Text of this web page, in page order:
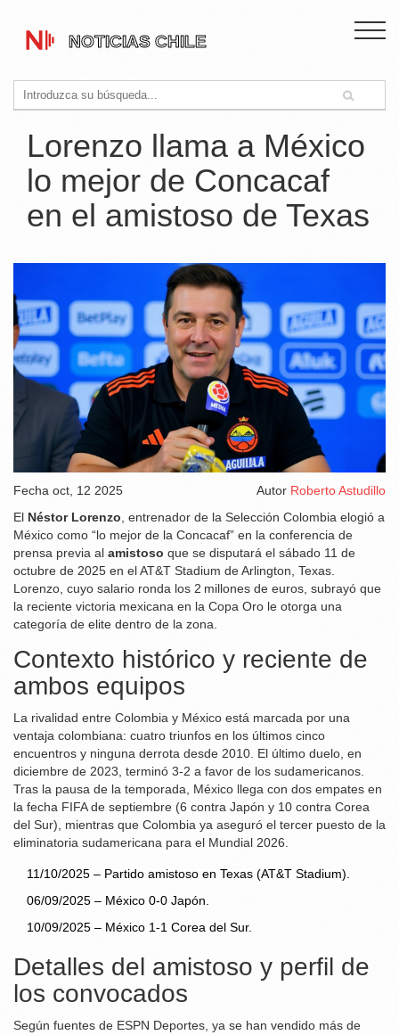
Lorenzo llama a México
lo mejor de Concacaf
en el amistoso de Texas
Fecha oct, 12 2025 Autor Roberto Astudillo
El Néstor Lorenzo , entrenador de la Selección Colombia elogió a
México como “lo mejor de la Concacaf” en la conferencia de
prensa previa al amistoso que se disputará el sábado 11 de
octubre de 2025 en elAT&T Stadium de Arlington, Texas.
Lorenzo, cuyo salario ronda los 2 millones de euros, subrayó que
la reciente victoria mexicana en la Copa Oro le otorga una
categoría de elite dentro de la zona.
Contexto histórico y reciente de
ambos equipos
La rivalidad entre Colombia y México está marcada por una
ventaja colombiana: cuatro triunfos en los últimos cinco
encuentros y ninguna derrota desde 2010. El último duelo, en
diciembre de 2023, terminó 3‑2 a favor de los sudamericanos.
Tras la pausa de la temporada, México llega con dos empates en
la fecha FIFA de septiembre (6 contra Japón y 10 contra Corea
del Sur), mientras que Colombia ya aseguró el tercer puesto de la
eliminatoria sudamericana para el Mundial 2026.
11/10/2025 – Partido amistoso en Texas (AT&T Stadium).
06/09/2025 – México 0‑0 Japón.
10/09/2025 – México 1‑1 Corea del Sur.
Detalles del amistoso y perfil de
los convocados
Según fuentes de ESPN Deportes, ya se han vendido más de